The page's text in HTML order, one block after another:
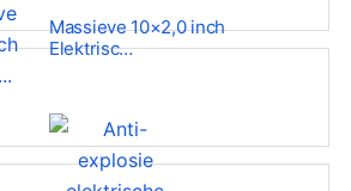
Massieve 10×2,0 inch
Elektrisc…